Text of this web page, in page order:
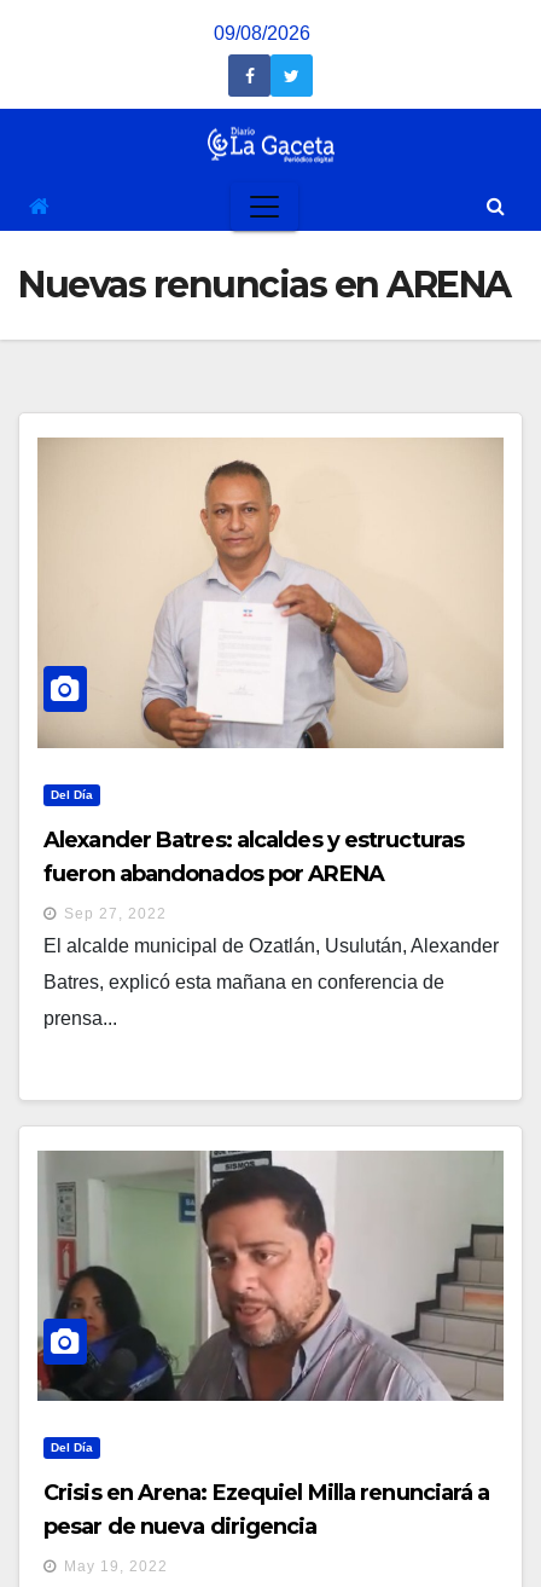
09/08/2026
Nuevas renuncias en ARENA
Del Día
Alexander Batres: alcaldes y estructuras
fueron abandonados por ARENA
Sep 27, 2022
El alcalde municipal de Ozatlán, Usulután, Alexander
Batres, explicó esta mañana en conferencia de
prensa...
Del Día
Crisis en Arena: Ezequiel Milla renunciará a
pesar de nueva dirigencia
May 19, 2022